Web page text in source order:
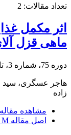
تعداد مقالات: 2
ماهی قزل
دوره 75، شماره 3، تابستان 1401، صفحه
هاجر عسگری، سید
زاده
مشاهده مقاله
اصل مقاله M